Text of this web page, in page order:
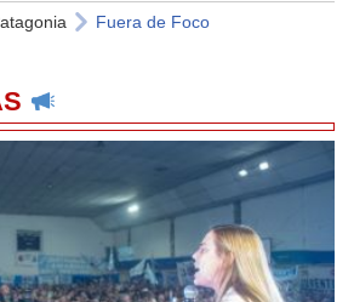
Fuera de Foco